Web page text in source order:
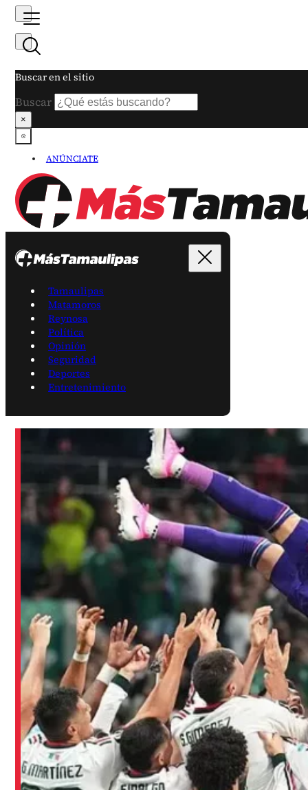
Buscar en el sitio
Buscar
×
ANÚNCIATE
Tamaulipas
Matamoros
Reynosa
Política
Opinión
Seguridad
Deportes
Entretenimiento